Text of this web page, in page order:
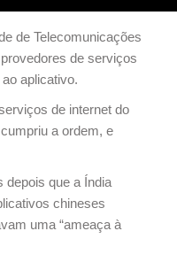
de Telecomunicações
de serviços
aplicativo.
de internet do
a ordem, e
depois que a Índia
chineses
uma “ameaça à